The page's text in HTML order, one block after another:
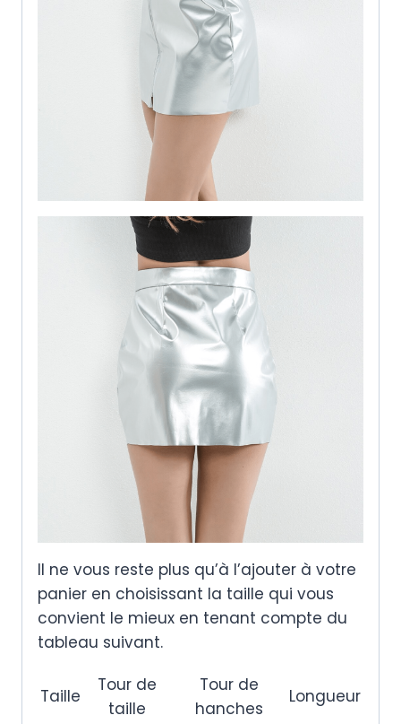
Il ne vous reste plus qu’à l’ajouter à votre
panier en choisissant la taille qui vous
convient le mieux en tenant compte du
tableau suivant.
Taille
Tour de
taille
Tour de
hanches
Longueur